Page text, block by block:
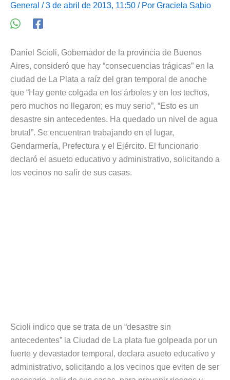
General / 3 de abril de 2013, 11:50 / Por Graciela Sabio
Daniel Scioli, Gobernador de la provincia de Buenos
Aires, consideró que hay “consecuencias trágicas” en la
ciudad de La Plata a raíz del gran temporal de anoche
que “Hay gente colgada en los árboles y en los techos,
pero muchos no llegaron; es muy serio”, “Esto es un
desastre sin antecedentes. Ha quedado un nivel de agua
brutal”. Se encuentran trabajando en el lugar,
Gendarmería, Prefectura y el Ejército. El funcionario
declaró el asueto educativo y administrativo, solicitando a
los vecinos no salir de sus casas.
Scioli indico que se trata de un “desastre sin
antecedentes” la Ciudad de La plata fue golpeada por un
fuerte y devastador temporal, declara asueto educativo y
administrativo, solicitando a los vecinos que eviten de ser